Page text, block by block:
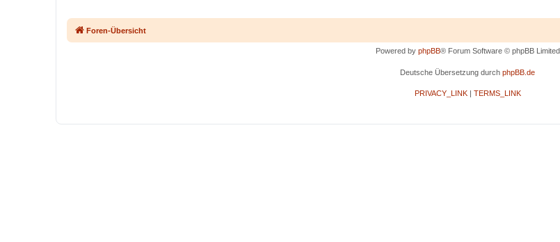
Foren-Übersicht
Powered by phpBB® Forum Software © phpBB Limited
Deutsche Übersetzung durch phpBB.de
PRIVACY_LINK| TERMS_LINK